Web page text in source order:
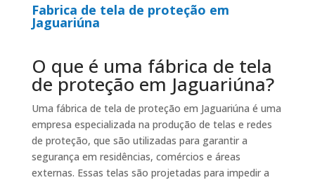
Fabrica de tela de proteção em
Jaguariúna
O que é uma fábrica de tela
de proteção em Jaguariúna?
Uma fábrica de tela de proteção em Jaguariúna é uma
empresa especializada na produção de telas e redes
de proteção, que são utilizadas para garantir a
segurança em residências, comércios e áreas
externas. Essas telas são projetadas para impedir a